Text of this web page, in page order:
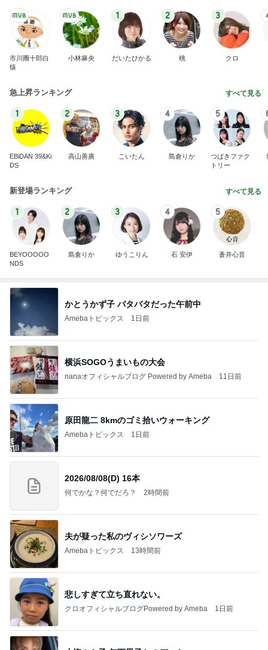
市川團十郎白
猿
小林麻央
1
だいたひかる
2
桃
3
クロ
急上昇ランキング すべて見る
1
EBiDAN 39&Ki
DS
2
高山善廣
3
こいたん
4
島倉りか
5
つばきファク
トリー
新登場ランキング すべて見る
1
BEYOOOOO
NDS
2
島倉りか
3
ゆうこりん
4
石 安伊
5
蒼井心音
かとうかず子 バタバタだった午前中
Amebaトピックス 1日前
横浜SOGOうまいもの大会
nanaオフィシャルブログ Powered by Ameba 11日前
原田龍二 8kmのゴミ拾いウォーキング
Amebaトピックス 1日前
2026/08/08(D) 16本
何でかな？何でだろ？ 2時間前
夫が疑った私のヴィシソワーズ
Amebaトピックス 13時間前
悲しすぎて立ち直れない。
クロオフィシャルブログPowered by Ameba 1日前